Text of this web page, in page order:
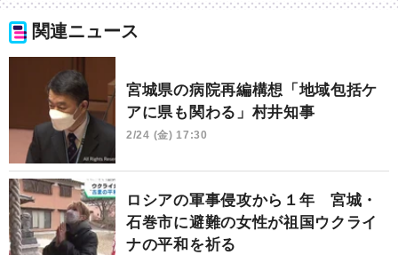
関連ニュース
宮城県の病院再編構想「地域包括ケ
アに県も関わる」村井知事
2/24 (金) 17:30
ロシアの軍事侵攻から１年 宮城・
石巻市に避難の女性が祖国ウクライ
ナの平和を祈る